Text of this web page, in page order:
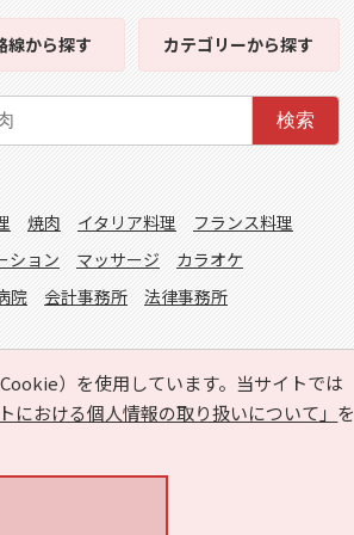
）を使用しています。当サイトでは
における個人情報の取り扱いについて」 を
線から探す カテゴリーから探す
検索
焼肉 イタリア料理
フランス料理
ション マッサージ
カラオケ
院 会計事務所 法律事務所